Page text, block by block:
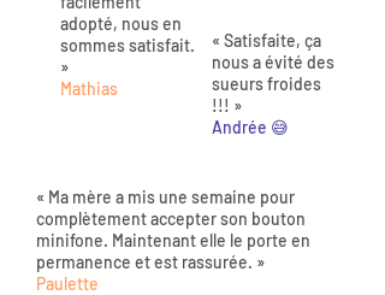
adopté, nous en
sommes satisfait.
»
Mathias
« Satisfaite, ça
nous a évité des
sueurs froides
!!! »
Andrée 😅
« Ma mère a mis une semaine pour
complètement accepter son bouton
minifone. Maintenant elle le porte en
permanence et est rassurée. »
Paulette